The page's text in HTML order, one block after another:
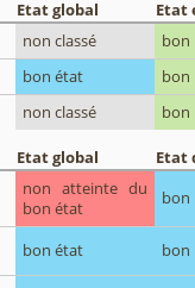
Etat global
Etat
non classé
bon
bon état
bon
non classé
bon
Etat global
Etat
non atteinte du
bon état
bon
bon état
bon